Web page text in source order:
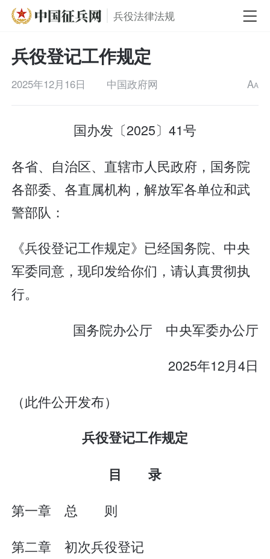
兵役法律法规
兵役登记工作规定
2025年12月16日 中国政府网 AA
国办发〔2025〕41号
各省、自治区、直辖市人民政府，国务院
各部委、各直属机构，解放军各单位和武
警部队：
《兵役登记工作规定》已经国务院、中央
军委同意，现印发给你们，请认真贯彻执
行。
国务院办公厅 中央军委办公厅
2025年12月4日
（此件公开发布）
兵役登记工作规定
目 录
第一章 总 则
第二章 初次兵役登记